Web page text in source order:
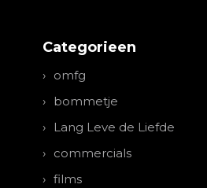
Categorieen
omfg
bommetje
Lang Leve de Liefde
commercials
films